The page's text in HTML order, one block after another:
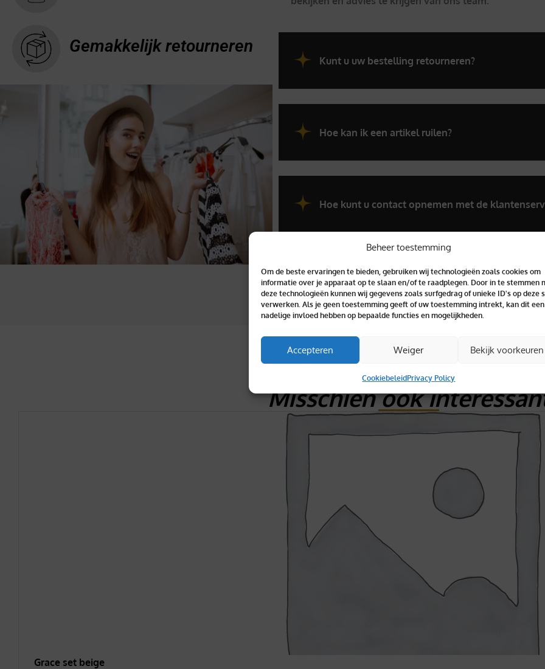
Beheer toestemming
Om de beste ervaringen te bieden, gebruiken wij technologieën zoals cookies om
informatie over je apparaat op te slaan en/of te raadplegen. Door in te stemmen
deze technologieën kunnen wij gegevens zoals surfgedrag of unieke ID's op deze
verwerken. Als je geen toestemming geeft of uw toestemming intrekt, kan dit een
nadelige invloed hebben op bepaalde functies en mogelijkheden.
Accepteren Weiger Bekijk voorkeuren
CookiebeleidPrivacy Policy
Gemakkelijk retourneren
Kunt u uw bestelling retourneren?
Hoe kan ik een artikel ruilen?
Hoe kunt u contact opnemen met de
Misschien ook
Grace set beige